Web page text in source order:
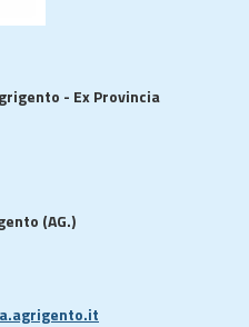
- Ex Provincia
(AG.)